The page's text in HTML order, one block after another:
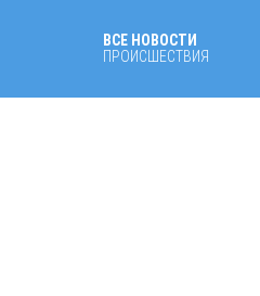
ВСЕ НОВОСТИ
ПРОИСШЕСТВИЯ